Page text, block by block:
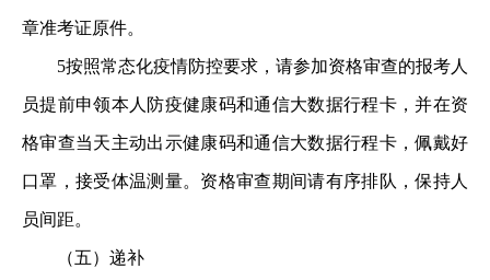
章准考证原件。
5按照常态化疫情防控要求，请参加资格审查的报考人
员提前申领本人防疫健康码和通信大数据行程卡，并在资
格审查当天主动出示健康码和通信大数据行程卡，佩戴好
口罩，接受体温测量。资格审查期间请有序排队，保持人
员间距。
（五）递补